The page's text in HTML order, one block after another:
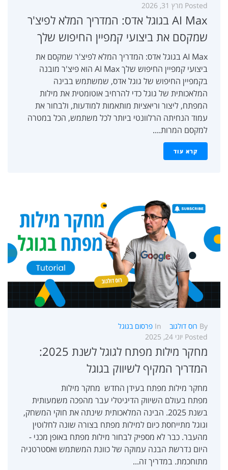
Posted מרץ 31, 2026
AI Max בגוגל אדס: המדריך המלא לפיצ'ר
שמקסם את ביצועי קמפיין החיפוש שלך
AI Max בגוגל אדס: המדריך המלא לפיצ'ר שמקסם את
ביצועי קמפיין החיפוש שלך AI Max הוא פיצ'ר מובנה
בקמפיין החיפוש של גוגל אדס, שמשתמש בבינה
המלאכותית של גוגל כדי להרחיב אוטומטית את מילות
המפתח, ליצור וריאציות מותאמות למודעות, ולבחור את
עמוד הנחיתה הרלוונטי ביותר לכל משתמש, הכל במטרה
למקסם המרות....
קרא עוד
By רוס דולגוב In פרסום בגוגל
Posted יוני 24, 2025
מחקר מילות מפתח לגוגל לשנת 2025:
המדריך המקיף לשיווק בגוגל
מחקר מילות מפתח בעידן החדש מחקר מילות
מפתח בעולם השיווק הדיגיטלי עבר מהפכה משמעותית
בשנת 2025. הבינה המלאכותית שינתה את חוקי המשחק,
וגוגל מתייחסת כיום למילות מפתח בצורה שונה לחלוטין
מהעבר. כבר לא מספיק לבחור מילות מפתח באופן מכני -
היום נדרשת הבנה עמוקה של כוונת המשתמש ואסטרטגיה
מתוחכמת. במדריך זה...